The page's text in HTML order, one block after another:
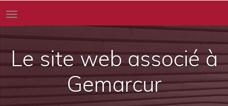
Toggle
navigation
Le site web associé à
Gemarcur